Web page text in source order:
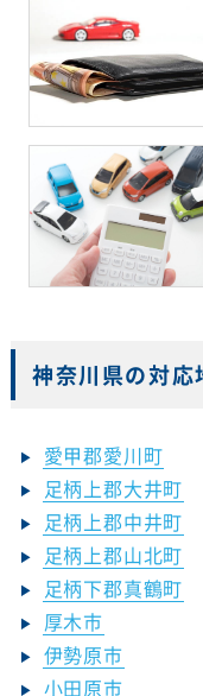
神奈川県の対応
愛甲郡愛川町
足柄上郡大井町
足柄上郡中井町
足柄上郡山北町
足柄下郡真鶴町
厚木市
伊勢原市
小田原市